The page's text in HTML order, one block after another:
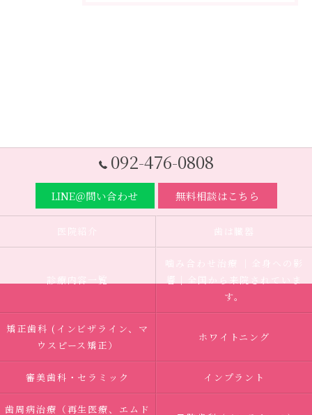
092-476-0808
LINE＠問い合わせ 無料相談はこちら
医院紹介 歯は臓器
診療内容一覧
噛み合わせ治療 ｜全身への影
響｜全国から来院されていま
す。
矯正歯科 (インビザライン、マ
ウスピース矯正）
ホワイトニング
審美歯科・セラミック インプラント
歯周病治療（再生医療、エムド